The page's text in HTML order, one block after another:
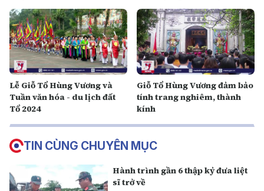
Lễ Giỗ Tổ Hùng Vương và
Tuần văn hóa - du lịch đất
Tổ 2024
Giỗ Tổ Hùng Vương đảm bảo
tính trang nghiêm, thành
kính
TIN CÙNG CHUYÊN MỤC
Hành trình gần 6 thập kỷ đưa liệt
sĩ trở về